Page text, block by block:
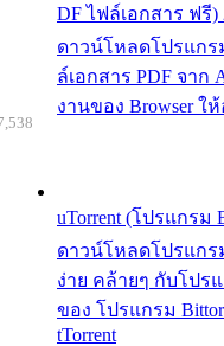
DF ไฟล์เอกสาร ฟรี)
ดาวน์โหลดโปรแกรม
ล์เอกสาร PDF จาก
งานของ Browser ใ
uTorrent (โปรแกรม
ดาวน์โหลดโปรแกร
ง่าย คล้ายๆ กับโปร
ของ โปรแกรม
tTorrent